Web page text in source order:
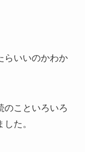
らいいのかわか
のこといろいろ
た。